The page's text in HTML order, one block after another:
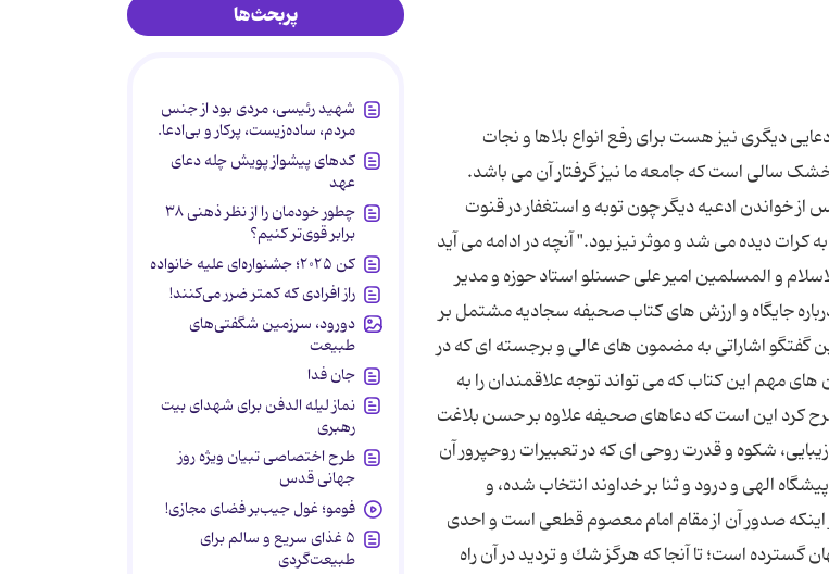
دیگری نیز هست برای رفع انواع بلاها و نجات
سالی است که جامعه ما نیز گرفتار آن می باشد.
خواندن ادعیه دیگر چون توبه و استغفار در قنوت
دیده می شد و موثر نیز بود." آنچه در ادامه می آید
و المسلمین امیر علی حسنلو استاد حوزه و مدیر
جایگاه و ارزش های کتاب صحیفه سجادیه مشتمل بر
گفتگو اشاراتی به مضمون های عالی و برجسته ای که در
مهم این کتاب که می تواند توجه علاقمندان را به
کرد این است که دعاهاى صحيفه علاوه بر حسن بلاغت
شكوه و قدرت روحى ‏اى كه در تعبيرات روح‏پرور آن
الهى و درود و ثنا بر خداوند انتخاب شده، و
صدور آن از مقام امام معصوم قطعى است و احدى
گسترده است؛ تا آنجا كه هرگز شك و ترديد در آن راه
پربحث‌ها
شهید رئیسی، مردی بود از جنس
مردم، ساده‌زیست، پرکار و بی‌ادعا.
کدهای پیشواز پویش چله دعای
عهد
چطور خودمان را از نظر ذهنی ۳۸
برابر قوی‌تر کنیم؟
کن ۲۰۲۵؛ جشنواره‌ای علیه خانواده
راز افرادی که کمتر ضرر می‌کنند!
دورود، سرزمین شگفتی‌های
طبیعت
جان فدا
نماز لیله الدفن برای شهدای بیت
رهبری
طرح اختصاصی تبیان ویژه روز
جهانی قدس
فومو؛ غول جیب‌بر فضای مجازی!
۵ غذای سریع و سالم برای
طبیعت‌گردی